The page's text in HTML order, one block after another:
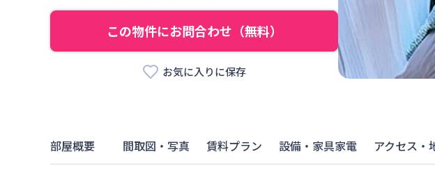
この物件にお問合わせ（無料）
お気に入りに保存
部屋概要 間取図・写真 賃料プラン 設備・家具家電 アクセス・